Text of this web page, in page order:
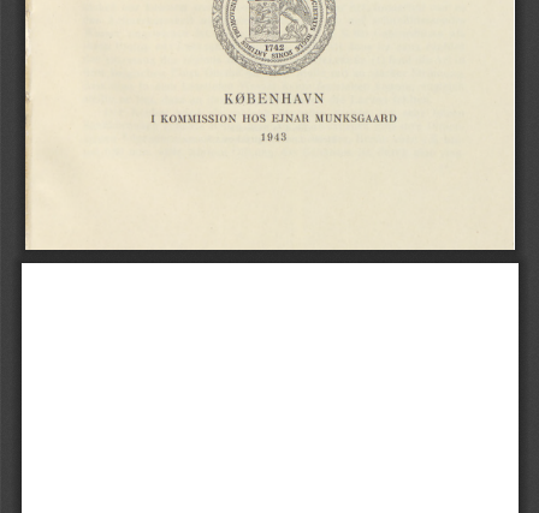
KØBENHAVN
I KOMMISSION HOS EJNAR MUNKSGAARD
1943